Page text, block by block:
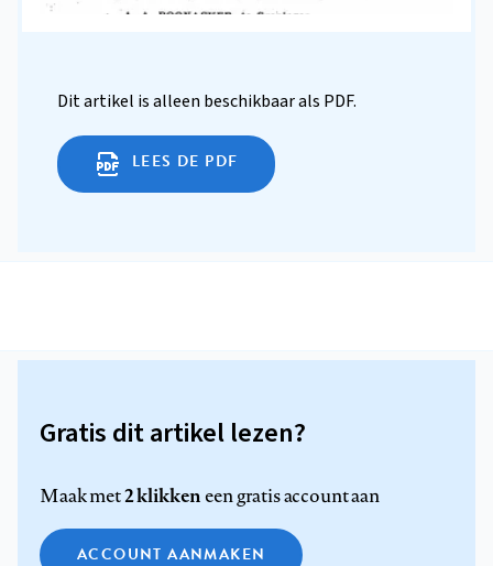
Dit artikel is alleen beschikbaar als PDF.
LEES DE PDF
Gratis dit artikel lezen?
Maak met2 klikkeneen gratis account aan
ACCOUNT AANMAKEN